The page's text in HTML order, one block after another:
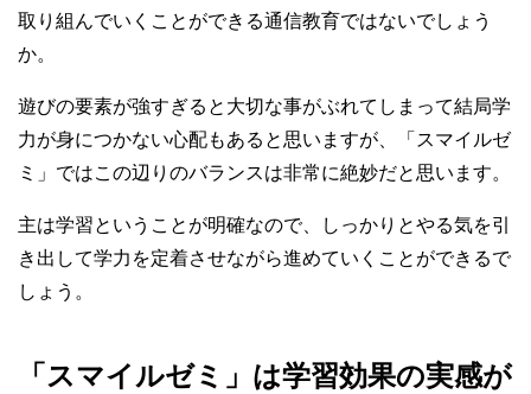
取り組んでいくことができる通信教育ではないでしょう
か。
遊びの要素が強すぎると大切な事がぶれてしまって結局学
力が身につかない心配もあると思いますが、「スマイルゼ
ミ」ではこの辺りのバランスは非常に絶妙だと思います。
主は学習ということが明確なので、しっかりとやる気を引
き出して学力を定着させながら進めていくことができるで
しょう。
「スマイルゼミ」は学習効果の実感が